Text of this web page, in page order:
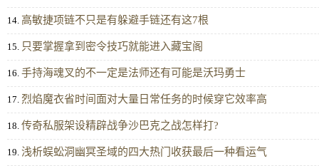
14. 高敏捷项链不只是有躲避手链还有这7根
15. 只要掌握拿到密令技巧就能进入藏宝阁
16. 手持海魂叉的不一定是法师还有可能是沃玛勇士
17. 烈焰魔衣省时间面对大量日常任务的时候穿它效率高
18. 传奇私服架设精辟战争沙巴克之战怎样打?
19. 浅析蜈蚣洞幽冥圣域的四大热门收获最后一种看运气